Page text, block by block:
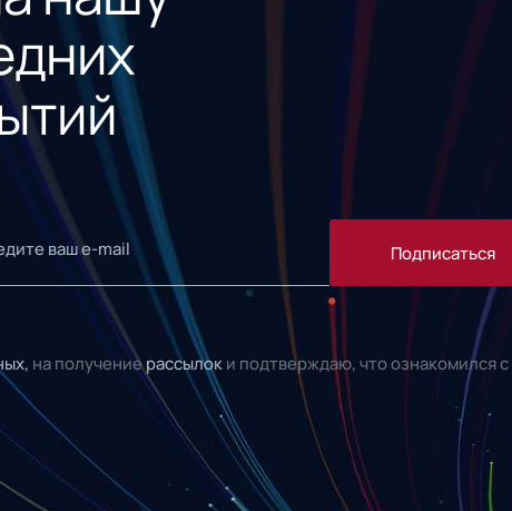
Подписаться
на получениерассылок и подтверждаю, что ознакомился с